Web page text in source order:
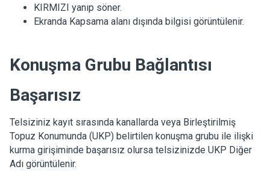
KIRMIZI yanıp söner.
Ekranda Kapsama alanı dışında bilgisi görüntülenir.
Konuşma Grubu Bağlantısı
Başarısız
Telsiziniz kayıt sırasında kanallarda veya Birleştirilmiş
Topuz Konumunda (UKP) belirtilen konuşma grubu ile ilişki
kurma girişiminde başarısız olursa telsizinizde UKP Diğer
Adı görüntülenir.